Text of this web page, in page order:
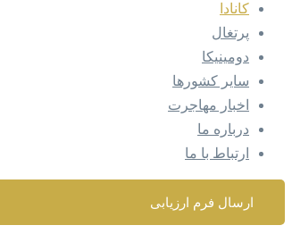
کانادا
پرتغال
دومینیکا
سایر کشورها
اخبار مهاجرت
درباره ما
ارتباط با ما
ارسال فرم ارزیابی